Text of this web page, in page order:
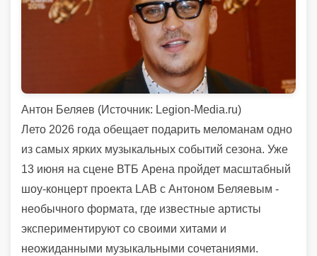
Антон Беляев (Источник: Legion-Media.ru)
Лето 2026 года обещает подарить меломанам одно
из самых ярких музыкальных событий сезона. Уже
13 июня на сцене ВТБ Арена пройдет масштабный
шоу-концерт проекта LAB с Антоном Беляевым -
необычного формата, где известные артисты
экспериментируют со своими хитами и
неожиданными музыкальными сочетаниями.